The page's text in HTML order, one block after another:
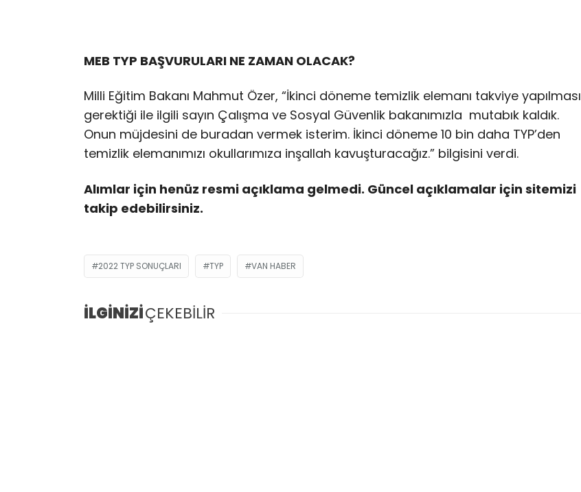
MEB TYP BAŞVURULARI NE ZAMAN OLACAK?
Milli Eğitim Bakanı Mahmut Özer, “İkinci döneme temizlik elemanı takviye yapılması
gerektiği ile ilgili sayın Çalışma ve Sosyal Güvenlik bakanımızla mutabık kaldık.
Onun müjdesini de buradan vermek isterim. İkinci döneme 10 bin daha TYP’den
temizlik elemanımızı okullarımıza inşallah kavuşturacağız.” bilgisini verdi.
Alımlar için henüz resmi açıklama gelmedi. Güncel açıklamalar için sitemizi
takip edebilirsiniz.
2022 TYP SONUÇLARI TYP VAN HABER
İLGİNİZİÇEKEBİLİR